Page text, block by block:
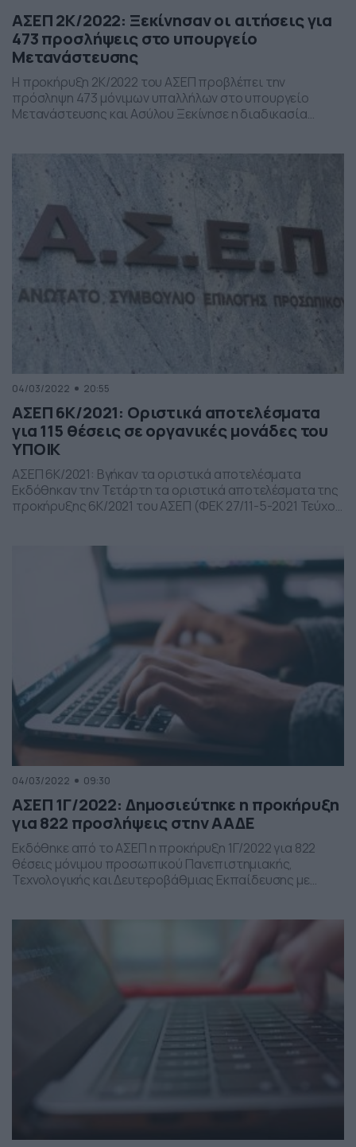
ΑΣΕΠ 2Κ/2022: Ξεκίνησαν οι αιτήσεις για
473 προσλήψεις στο υπουργείο
Μετανάστευσης
Η προκήρυξη 2Κ/2022 του ΑΣΕΠ προβλέπει την
πρόσληψη 473 μόνιμων υπαλλήλων στο υπουργείο
Μετανάστευσης και Ασύλου Ξεκίνησε η διαδικασία
αφορά στην πλήρωση με σειρά προτεραιότητας
τετρακοσίων εβδομήντα τριών (473) θέσεων μόνιμου
προσωπικού Πανεπιστημιακής, Τεχνολογικής,
Δευτεροβάθμιας και Υποχρεωτικής Εκπαίδευσης στο
Υπουργείο Μετανάστευσης και Ασύλου […]
04/03/2022 20:55
ΑΣΕΠ 6Κ/2021: Οριστικά αποτελέσματα
για 115 θέσεις σε οργανικές μονάδες του
ΥΠΟΙΚ
ΑΣΕΠ 6Κ/2021: Βγήκαν τα οριστικά αποτελέσματα
Εκδόθηκαν την Τετάρτη τα οριστικά αποτελέσματα της
προκήρυξης 6Κ/2021 του ΑΣΕΠ (ΦΕΚ 27/11-5-2021 Τεύχος
σε οργανικές μονάδες του υπουργείου Οικονομικών. Ο
πίνακας διοριστέων απεστάλη στο Εθνικό
Τυπογραφείο για δημοσίευση και θα αναρτηθεί στο […]
04/03/2022 09:30
ΑΣΕΠ 1Γ/2022: Δημοσιεύτηκε η προκήρυξη
για 822 προσλήψεις στην ΑΑΔΕ
Εκδόθηκε από το ΑΣΕΠ η προκήρυξη 1Γ/2022 για 822
θέσεις μόνιμου προσωπικού Πανεπιστημιακής,
Τεχνολογικής και Δευτεροβάθμιας Εκπαίδευσης με
διατίθεται δωρεάν από το Εθνικό Τυπογραφείο
(Καποδιστρίου 34, Αθήνα). Οι υποψήφιοι πρέπει να
συμπληρώσουν και να υποβάλουν ηλεκτρονική […]